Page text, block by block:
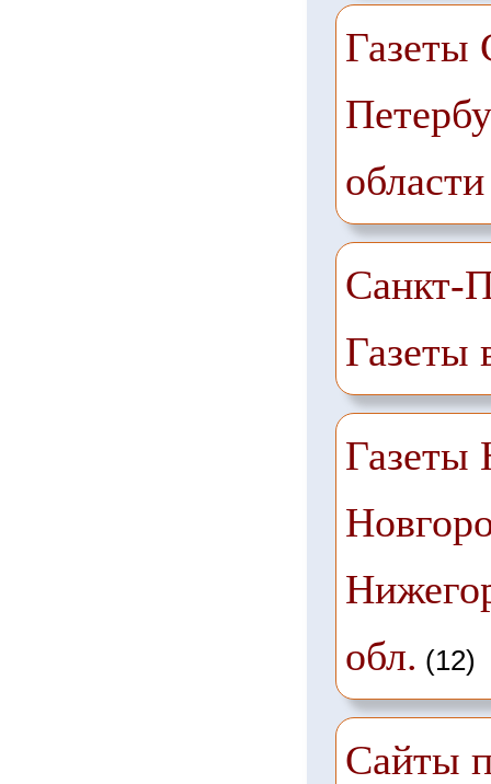
Газеты
области
Санкт-
Газеты
Газеты
обл. (12)
Сайты